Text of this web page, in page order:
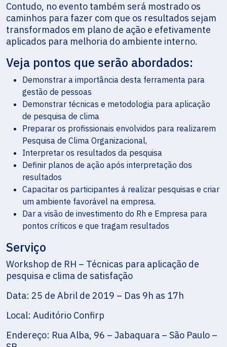
Contudo, no evento também será mostrado os
caminhos para fazer com que os resultados sejam
transformados em plano de ação e efetivamente
aplicados para melhoria do ambiente interno.
Veja pontos que serão abordados:
Demonstrar a importância desta ferramenta para
gestão de pessoas
Demonstrar técnicas e metodologia para aplicação
de pesquisa de clima
Preparar os profissionais envolvidos para realizarem
Pesquisa de Clima Organizacional,
Interpretar os resultados da pesquisa
Definir planos de ação após interpretação dos
resultados
Capacitar os participantes á realizar pesquisas e criar
um ambiente favorável na empresa.
Dar a visão de investimento do Rh e Empresa para
pontos críticos e que tragam resultados
Serviço
Workshop de RH – Técnicas para aplicação de
pesquisa e clima de satisfação
Data: 25 de Abril de 2019 – Das 9h as 17h
Local: Auditório Confirp
Endereço: Rua Alba, 96 – Jabaquara – São Paulo –